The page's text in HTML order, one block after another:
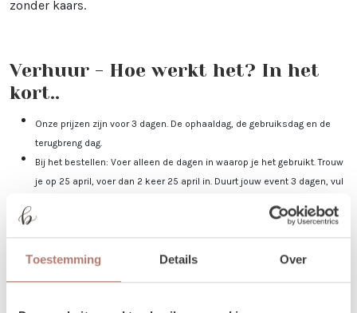
Toestemming Details Over
zonder kaars.
Verhuur - Hoe werkt het? In het
kort..
Onze prijzen zijn voor 3 dagen. De ophaaldag, de gebruiksdag en de
terugbreng dag.
Bij het bestellen: Voer alleen de dagen in waarop je het gebruikt. Trouw
je op 25 april, voer dan 2 keer 25 april in. Duurt jouw event 3 dagen, vul
Je kunt de items laten bezorgen of zelf in Utrecht komen ophalen.
De dag voor je event kun je de items ophalen of laten bezorgen. De dag
na je event mag het weer terugbrengen, of halen wij het voor je op! Valt